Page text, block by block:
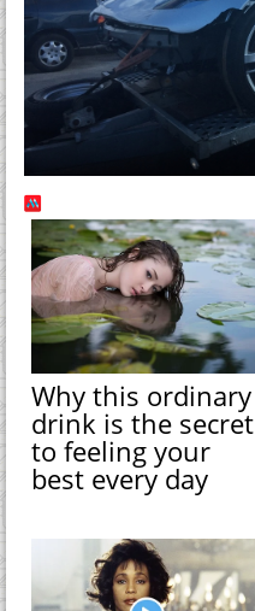
Why this ordinary
drink is the secret
to feeling your
best every day